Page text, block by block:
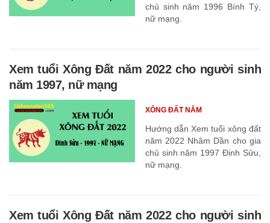
chủ sinh năm 1996 Bính Tý,
nữ mạng.
Xem tuổi Xông Đất năm 2022 cho người sinh
năm 1997, nữ mạng
Hướng dẫn Xem tuổi xông đất
năm 2022 Nhâm Dần cho gia
chủ sinh năm 1997 Đinh Sửu,
nữ mạng.
XÔNG ĐẤT NĂM
Xem tuổi Xông Đất năm 2022 cho người sinh